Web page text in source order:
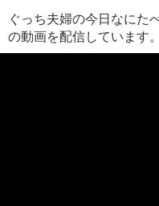
ぐっち夫婦の今日なにた
の動画を配信しています。